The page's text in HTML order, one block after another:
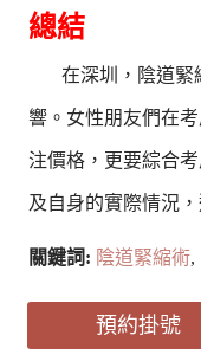
總結
在深圳，陰道緊
響。女性朋友們在
注價格，更要綜合
及自身的實際情況
關鍵詞: 陰道緊縮術,
預約掛號